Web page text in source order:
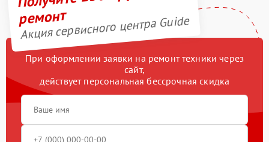
ремонт
Акция сервисного центра Guide
При оформлении заявки на ремонт техники через
сайт,
действует персональная бессрочная скидка